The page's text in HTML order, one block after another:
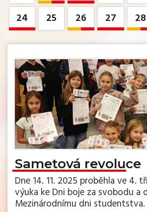
24
25 26 27 28
Sametová revoluce
Dne 14. 11. 2025 proběhla ve 4.
výuka ke Dni boje za svobodu a
Mezinárodnímu dni studentstva.